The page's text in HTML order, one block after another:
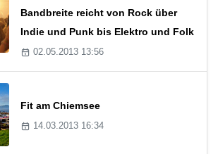
Bandbreite reicht von Rock über
Indie und Punk bis Elektro und Folk
02.05.2013 13:56
Fit am Chiemsee
14.03.2013 16:34